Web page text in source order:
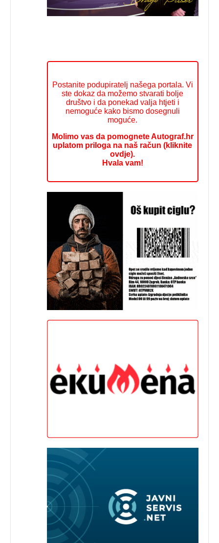
Postanite podupiratelj našega portala. Vi
ste dokaz da možemo stvarati bolje
društvo i da ponekad valja htjeti i
nemoguće kako bismo dosegnuli
moguće.
Molimo vas da pomognete Autograf.hr
uplatom priloga na naš račun (kliknite
ovdje).
Hvala vam!